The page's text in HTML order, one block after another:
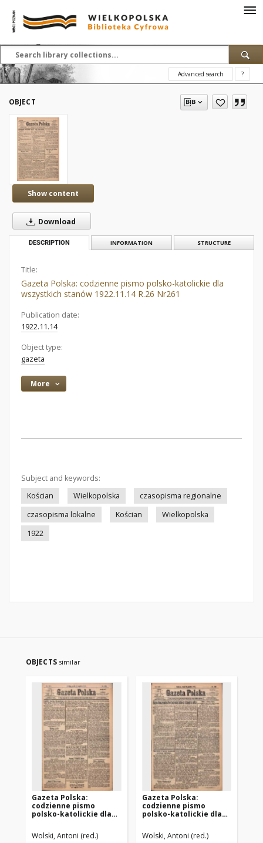
Advanced search ?
OBJECT
Show content
Download
DESCRIPTION INFORMATION STRUCTURE
Title:
Gazeta Polska: codzienne pismo polsko-katolickie dla
wszystkich stanów 1922.11.14 R.26 Nr261
Publication date:
1922.11.14
Object type:
gazeta
More
Subject and keywords:
Kościan
Wielkopolska
czasopisma regionalne
czasopisma lokalne
Kościan
Wielkopolska
1922
OBJECTS similar
Gazeta Polska:
codzienne pismo
polsko-katolickie dla
1920.12.22 R.24 Nr294
Wolski, Antoni (red.)
Gazeta Polska:
codzienne pismo
polsko-katolickie dla
1920.12.15 R.24 Nr288
Wolski, Antoni (red.)